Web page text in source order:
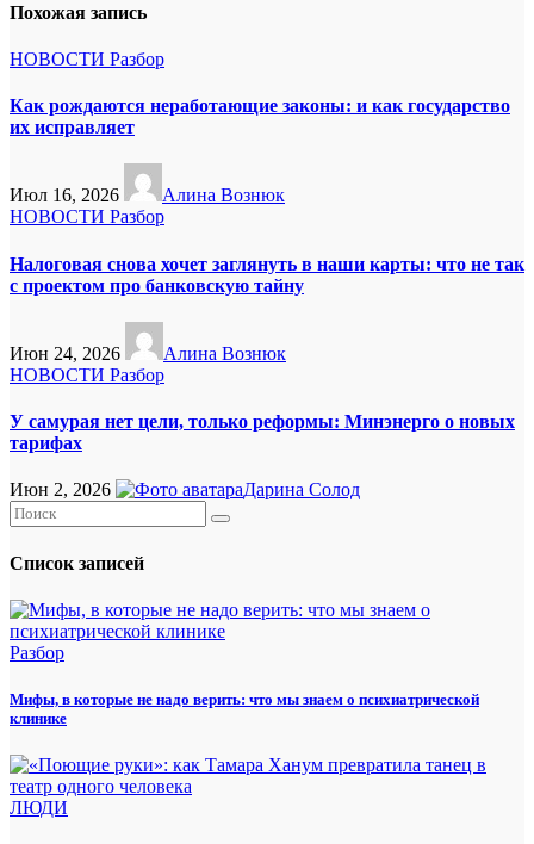
Похожая запись
НОВОСТИ Разбор
Как рождаются неработающие законы: и как государство
их исправляет
Июл 16, 2026
Алина Вознюк
НОВОСТИ Разбор
Налоговая снова хочет заглянуть в наши карты: что не так
с проектом про банковскую тайну
Июн 24, 2026
Алина Вознюк
НОВОСТИ Разбор
У самурая нет цели, только реформы: Минэнерго о новых
тарифах
Июн 2, 2026 Дарина Солод
Список записей
Разбор
Мифы, в которые не надо верить: что мы знаем о психиатрической
клинике
ЛЮДИ